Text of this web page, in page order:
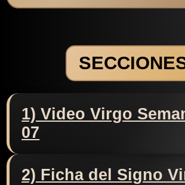
1) Video Virgo
07
2) Ficha del Signo